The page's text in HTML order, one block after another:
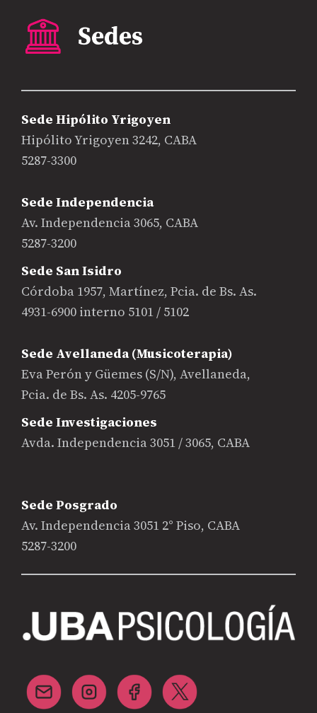
Sede Hipólito Yrigoyen
Hipólito Yrigoyen 3242, CABA
5287-3300
Sede Independencia
Av. Independencia 3065, CABA
5287-3200
Sede San Isidro
Córdoba 1957, Martínez, Pcia. de Bs. As.
4931-6900 interno 5101 / 5102
Sede Avellaneda (Musicoterapia)
Eva Perón y Güemes (S/N), Avellaneda,
Pcia. de Bs. As. 4205-9765
Sede Investigaciones
Avda. Independencia 3051 / 3065, CABA
Sede Posgrado
Av. Independencia 3051 2° Piso, CABA
5287-3200